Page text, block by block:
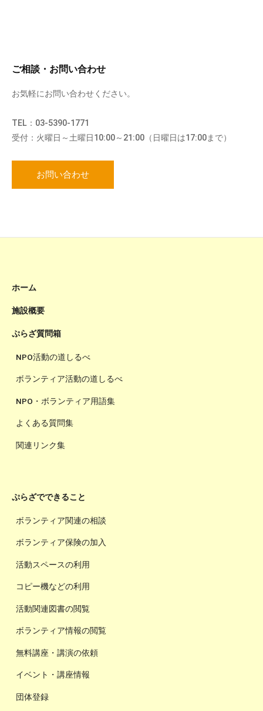
ご相談・お問い合わせ
お気軽にお問い合わせください。
TEL：03-5390-1771
受付：火曜日～土曜日10:00～21:00（日曜日は17:00まで）
お問い合わせ
ホーム
施設概要
ぷらざ質問箱
NPO活動の道しるべ
ボランティア活動の道しるべ
NPO・ボランティア用語集
よくある質問集
関連リンク集
ぷらざでできること
ボランティア関連の相談
ボランティア保険の加入
活動スペースの利用
コピー機などの利用
活動関連図書の閲覧
ボランティア情報の閲覧
無料講座・講演の依頼
イベント・講座情報
団体登録